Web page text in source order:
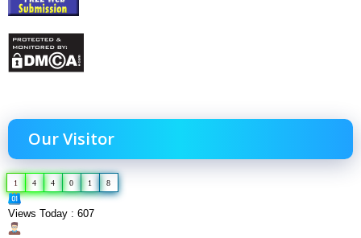
Our Visitor
1 4 4 0 1 8
Views Today : 607